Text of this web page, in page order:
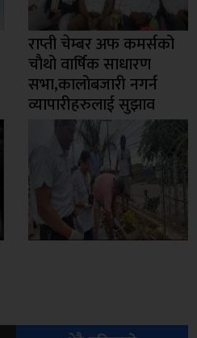
राप्ती चेम्बर अफ कमर्सको
चाैथो वार्षिक साधारण
सभा,कालोबजारी नगर्न
व्यापारीहरुलाई सुझाव